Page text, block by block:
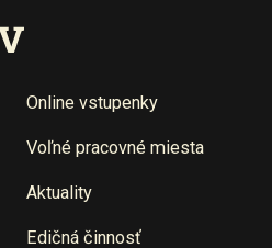
Online vstupenky
Voľné pracovné miesta
Aktuality
Edičná činnosť